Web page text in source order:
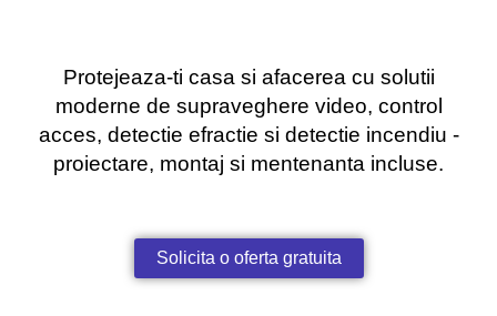
Protejeaza-ti casa si afacerea cu solutii
moderne de supraveghere video, control
acces, detectie efractie si detectie incendiu -
proiectare, montaj si mentenanta incluse.
Solicita o oferta gratuita